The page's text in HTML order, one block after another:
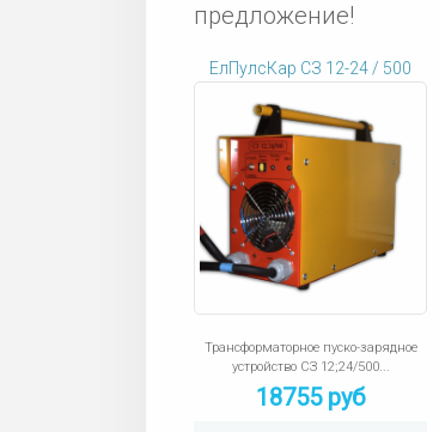
предложение!
ЕлПулсКар СЗ 12-24 / 500
Трансформаторное пуско-зарядное
устройство СЗ 12;24/500...
18755 руб